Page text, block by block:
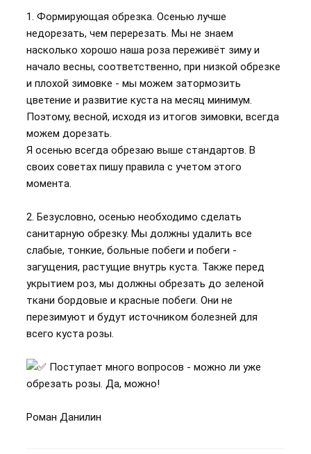
1. Формирующая обрезка. Осенью лучше
недорезать, чем перерезать. Мы не знаем
насколько хорошо наша роза переживёт зиму и
начало весны, соответственно, при низкой обрезке
и плохой зимовке - мы можем затормозить
цветение и развитие куста на месяц минимум.
Поэтому, весной, исходя из итогов зимовки, всегда
можем дорезать.
Я осенью всегда обрезаю выше стандартов. В
своих советах пишу правила с учетом этого
момента.
2. Безусловно, осенью необходимо сделать
санитарную обрезку. Мы должны удалить все
слабые, тонкие, больные побеги и побеги -
загущения, растущие внутрь куста. Также перед
укрытием роз, мы должны обрезать до зеленой
ткани бордовые и красные побеги. Они не
перезимуют и будут источником болезней для
всего куста розы.
Поступает много вопросов - можно ли уже
обрезать розы. Да, можно!
Роман Данилин